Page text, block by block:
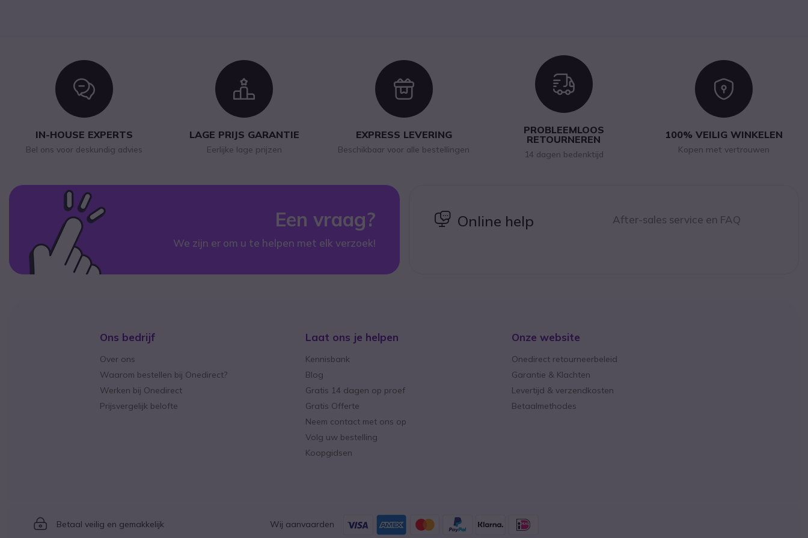
Icon
IN-HOUSE EXPERTS
Bel ons voor deskundig advies
Icon
LAGE PRIJS GARANTIE
Eerlijke lage prijzen
Icon
EXPRESS LEVERING
Beschikbaar voor alle bestellingen
Icon
PROBLEEMLOOS
RETOURNEREN
14 dagen bedenktijd
Icon
100% VEILIG WINKELEN
Kopen met vertrouwen
Een vraag?
We zijn er om u te helpen met elk verzoek!
icon
Online help After-sales service en FAQ
Ons bedrijf
Over ons
Waarom bestellen bij Onedirect?
Werken bij Onedirect
Prijsvergelijk belofte
Laat ons je helpen
Kennisbank
Blog
Gratis 14 dagen op proef
Gratis Offerte
Neem contact met ons op
Volg uw bestelling
Koopgidsen
Onze website
Onedirect retourneerbeleid
Garantie & Klachten
Levertijd & verzendkosten
Betaalmethodes
Icon
Betaal veilig en gemakkelijk Wij aanvaarden